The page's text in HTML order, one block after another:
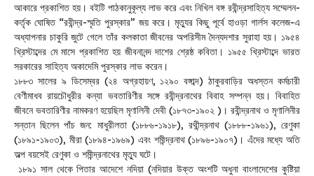
আকারে প্রকাশিত হয়। বইটি পাঠকানুকূল্য লাভ করে এবং নিখিল বঙ্গ রবীন্দ্রসাহিত্য সম্মেলন-
কর্তৃক ঘোষিত “রবীন্দ্র-স্মৃতি পুরস্কার” জয় করে। মৃত্যুর কিছু পূর্বে হাওড়া গার্লস কলেজ-এ
অধ্যাপনার চাকুরি জুটে গেলে তাঁর কলকাতা জীবনের অপরিসীম দৈন্যদশার সুরাহা হয়। ১৯৫৪
খ্রিস্টাব্দের মে মাসে প্রকাশিত হয় জীবনানন্দ দাশের শ্রেষ্ঠ কবিতা। ১৯৫৫ খ্রিস্টাব্দে ভারত
সরকারের সাহিত্য অকাদেমি পুরস্কার লাভ করেন।
১৮৮৩ সালের ৯ ডিসেম্বর (২৪ অগ্রহায়ণ, ১২৯০ বঙ্গাব্দ) ঠাকুরবাড়ির অধস্তন কর্মচারী
বেণীমাধব রায়চৌধুরীর কন্যা ভবতারিণীর সঙ্গে রবীন্দ্রনাথের বিবাহ সম্পন্ন হয়। বিবাহিত
জীবনে ভবতারিণীর নামকরণ হয়েছিল মৃণালিনী দেবী (১৮৭৩-১৯০২ )। রবীন্দ্রনাথ ও মৃণালিনীর
সন্তান ছিলেন পাঁচ জন: মাধুরীলতা (১৮৮৬-১৯১৮), রথীন্দ্রনাথ (১৮৮৮-১৯৬১), রেণুকা
(১৮৯১-১৯০৩), মীরা (১৮৯৪-১৯৬৯) এবং শমীন্দ্রনাথ (১৮৯৬-১৯০৭)। এঁদের মধ্যে অতি
অল্প বয়সেই রেণুকা ও শমীন্দ্রনাথের মৃত্যু ঘটে।
১৮৯১ সাল থেকে পিতার আদেশে নদিয়া (নদিয়ার উক্ত অংশটি অধুনা বাংলাদেশের কুষ্টিয়া